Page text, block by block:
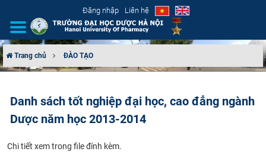
Đăng nhập Liên hệ
CƠ CẤU TỔ CHỨC
Trang chủ ĐÀO TẠO
Danh sách tốt nghiệp đại học, cao đẳng ngành
Dược năm học 2013-2014
Chi tiết xem trong file đính kèm.